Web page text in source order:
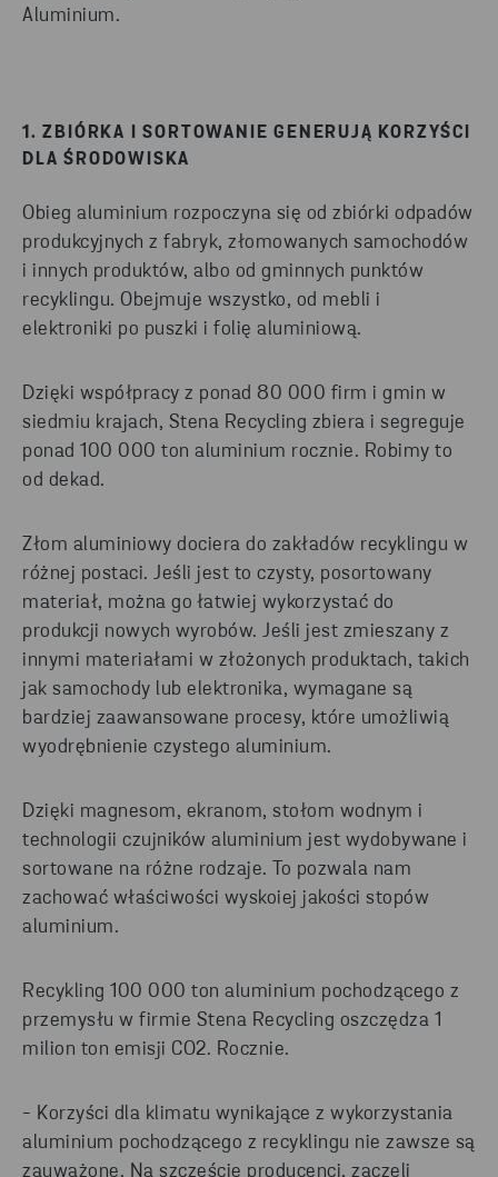
Aluminium.
1. ZBIÓRKA I SORTOWANIE GENERUJĄ KORZYŚCI
DLA ŚRODOWISKA
Obieg aluminium rozpoczyna się od zbiórki odpadów
produkcyjnych z fabryk, złomowanych samochodów
i innych produktów, albo od gminnych punktów
recyklingu. Obejmuje wszystko, od mebli i
elektroniki po puszki i folię aluminiową.
Dzięki współpracy z ponad 80 000 firm i gmin w
siedmiu krajach, Stena Recycling zbiera i segreguje
ponad 100 000 ton aluminium rocznie. Robimy to
od dekad.
Złom aluminiowy dociera do zakładów recyklingu w
różnej postaci. Jeśli jest to czysty, posortowany
materiał, można go łatwiej wykorzystać do
produkcji nowych wyrobów. Jeśli jest zmieszany z
innymi materiałami w złożonych produktach, takich
jak samochody lub elektronika, wymagane są
bardziej zaawansowane procesy, które umożliwią
wyodrębnienie czystego aluminium.
Dzięki magnesom, ekranom, stołom wodnym i
technologii czujników aluminium jest wydobywane i
sortowane na różne rodzaje. To pozwala nam
zachować właściwości wyskoiej jakości stopów
aluminium.
Recykling 100 000 ton aluminium pochodzącego z
przemysłu w firmie Stena Recycling oszczędza 1
milion ton emisji CO2. Rocznie.
- Korzyści dla klimatu wynikające z wykorzystania
aluminium pochodzącego z recyklingu nie zawsze są
zauważone. Na szczęście producenci, zaczęli